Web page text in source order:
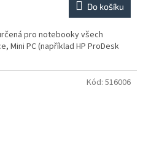
Do košíku
pro notebooky všech
Mini PC (například HP ProDesk
Kód: 516006